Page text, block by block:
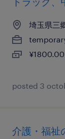
埼玉県三
posted 3
介護・福祉